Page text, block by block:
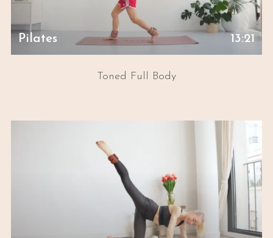
Pilates 13:21
Toned Full Body